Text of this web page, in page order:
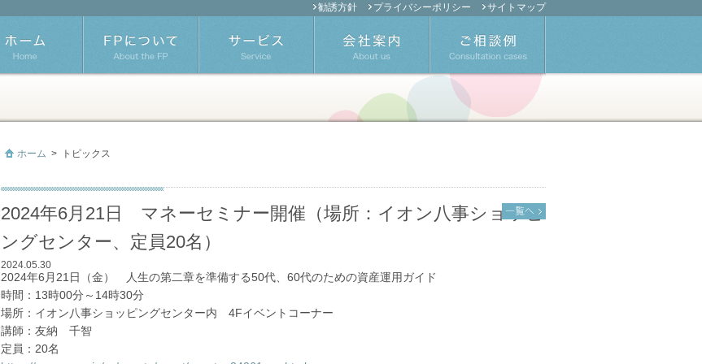
サイトマップ
プライバシーポリシー
勧誘方針
ホーム > トピックス
2024年6月21日 マネーセミナー開催（場所：イオン八事ショッピ
ングセンター、定員20名）
2024.05.30
2024年6月21日（金） 人生の第二章を準備する50代、60代のための資産運用ガイド
時間：13時00分～14時30分
場所：イオン八事ショッピングセンター内 4Fイベントコーナー
講師：友納 千智
定員：20名